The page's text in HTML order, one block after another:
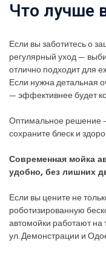
Что лучше
Если вы заботитесь о
регулярный уход —
отлично подходит для
Если нужна детальная
— эффективнее будет
Оптимальное решение
сохраните блеск и
Современная мойка
удобно, без лишних
Если вы цените не
роботизированную
автомойки работают на
ул. Демонстрации и